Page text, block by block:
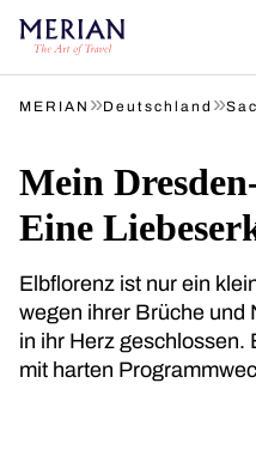
MERIAN »Deutschland »
Mein
Eine
Elbflorenz ist nur ein
wegen ihrer Brüche und
in ihr Herz geschlossen.
mit harten